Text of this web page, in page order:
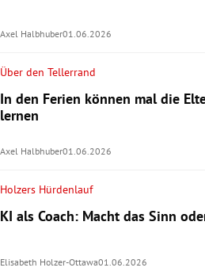
Axel Halbhuber01.06.2026
Über den Tellerrand
In den Ferien können mal die
lernen
Axel Halbhuber01.06.2026
Holzers Hürdenlauf
KI als Coach: Macht das Sinn
Elisabeth Holzer-Ottawa01.06.2026